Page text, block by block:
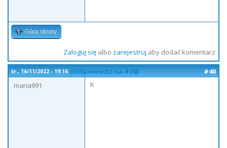
Góra strony
Zaloguj sięalbo zarejestruj aby dodać komentarz
śr., 16/11/2022 - 19:16 (Odpowiedz na #39)
#40
maria991
K